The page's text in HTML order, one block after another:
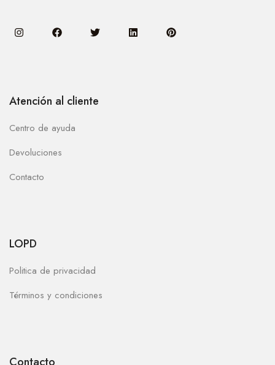
Atención al cliente
Centro de ayuda
Devoluciones
Contacto
LOPD
Politica de privacidad
Términos y condiciones
Contacto